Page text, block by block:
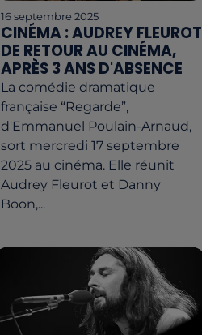
16 septembre 2025
CINÉMA : AUDREY FLEUROT
DE RETOUR AU CINÉMA,
APRÈS 3 ANS D'ABSENCE
La comédie dramatique
française “Regarde”,
d'Emmanuel Poulain-Arnaud,
sort mercredi 17 septembre
2025 au cinéma. Elle réunit
Audrey Fleurot et Danny
Boon,...